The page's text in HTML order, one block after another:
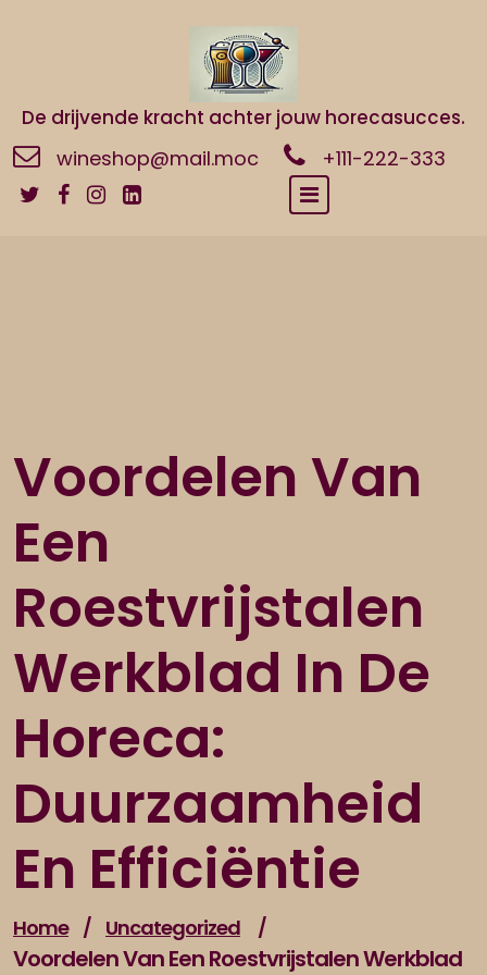
De drijvende kracht achter jouw horecasucces.
wineshop@mail.moc +111-222-333
Voordelen Van
Een
Roestvrijstalen
Werkblad In De
Horeca:
Duurzaamheid
En Efficiëntie
Home / Uncategorized /
Voordelen Van Een Roestvrijstalen Werkblad